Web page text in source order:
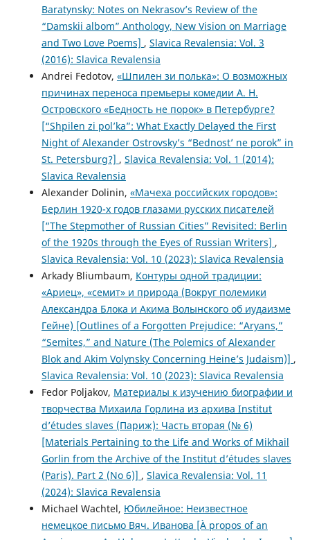
Baratynsky: Notes on Nekrasov’s Review of the
“Damskii albom” Anthology, New Vision on Marriage
and Two Love Poems] , Slavica Revalensia: Vol. 3
(2016): Slavica Revalensia
Andrei Fedotov, «Шпилен зи полька»: О возможных
причинах переноса премьеры комедии А. Н.
Островского «Бедность не порок» в Петербургe?
[“Shpilen zi pol’ka”: What Exactly Delayed the First
Night of Alexander Ostrovsky’s “Bednost’ ne porok” in
St. Petersburg?] , Slavica Revalensia: Vol. 1 (2014):
Slavica Revalensia
Alexander Dolinin, «Мачеха российских городов»:
Берлин 1920-х годов глазами русских писателей
[“The Stepmother of Russian Cities” Revisited: Berlin
of the 1920s through the Eyes of Russian Writers] ,
Slavica Revalensia: Vol. 10 (2023): Slavica Revalensia
Arkady Bliumbaum, Контуры одной традиции:
«Ариец», «семит» и природа (Вокруг полемики
Александра Блока и Акима Волынского об иудаизме
Гейне) [Outlines of a Forgotten Prejudice: “Aryans,”
“Semites,” and Nature (The Polemics of Alexander
Blok and Akim Volynsky Concerning Heine’s Judaism)] ,
Slavica Revalensia: Vol. 10 (2023): Slavica Revalensia
Fedor Poljakov, Материалы к изучению биографии и
творчества Михаила Горлина из архива Institut
d’études slaves (Париж): Часть вторая (№ 6)
[Materials Pertaining to the Life and Works of Mikhail
Gorlin from the Archive of the Institut d’études slaves
(Paris). Part 2 (No 6)] , Slavica Revalensia: Vol. 11
(2024): Slavica Revalensia
Michael Wachtel, Юбилейное: Неизвестное
немецкое письмо Вяч. Иванова [À propos of an